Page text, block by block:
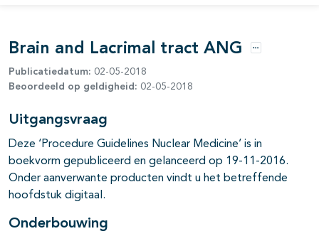
open- en dichtklappen
open- en dichtklappen
open- en dichtklappen
Brain and Lacrimal tract ANG Opties
Publicatiedatum: 02-05-2018
Beoordeeld op geldigheid: 02-05-2018
Uitgangsvraag
Deze ‘Procedure Guidelines Nuclear Medicine’ is in
boekvorm gepubliceerd en gelanceerd op 19-11-2016.
Onder aanverwante producten vindt u het betreffende
hoofdstuk digitaal.
Onderbouwing